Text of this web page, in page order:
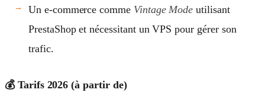
Un e-commerce comme Vintage Mode utilisant
PrestaShop et nécessitant un VPS pour gérer son
trafic.
💰 Tarifs 2026 (à partir de)